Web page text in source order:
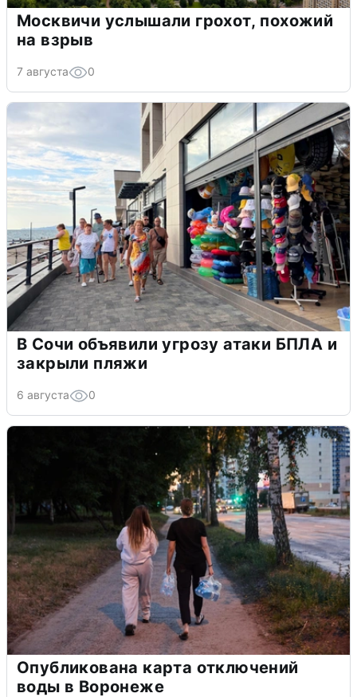
Москвичи услышали грохот, похожий
на взрыв
7 августа 0
В Сочи объявили угрозу атаки БПЛА и
закрыли пляжи
6 августа 0
Опубликована карта отключений
воды в Воронеже